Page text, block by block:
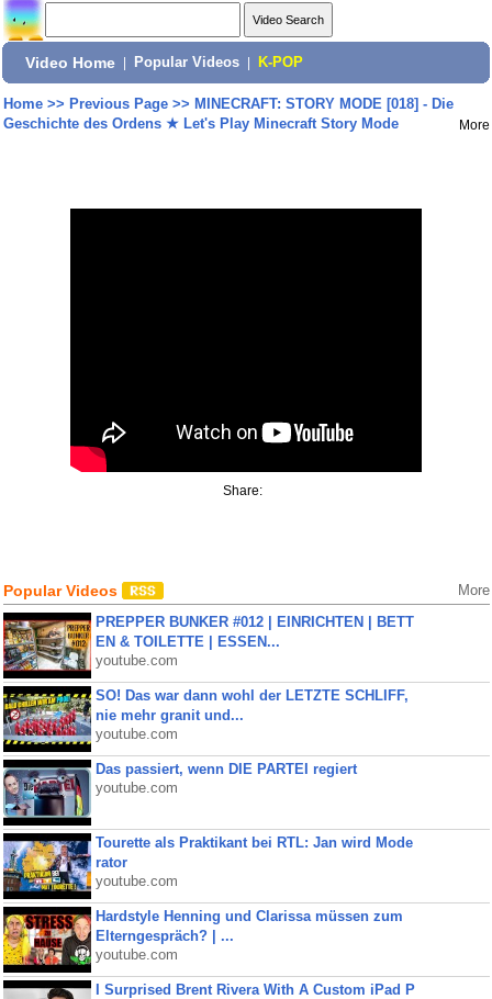
Video Home Popular Videos K-POP
Home>> Previous Page>> MINECRAFT: STORY MODE [018] - Die
Geschichte des Ordens ★ Let's Play Minecraft Story Mode
More
Share:
Popular Videos More
PREPPER BUNKER #012 | EINRICHTEN | BETT
EN & TOILETTE | ESSEN...
youtube.com
SO! Das war dann wohl der LETZTE SCHLIFF,
nie mehr granit und...
youtube.com
Das passiert, wenn DIE PARTEI regiert
youtube.com
Tourette als Praktikant bei RTL: Jan wird Mode
rator
youtube.com
Hardstyle Henning und Clarissa müssen zum
Elterngespräch? | ...
youtube.com
I Surprised Brent Rivera With A Custom iPad P